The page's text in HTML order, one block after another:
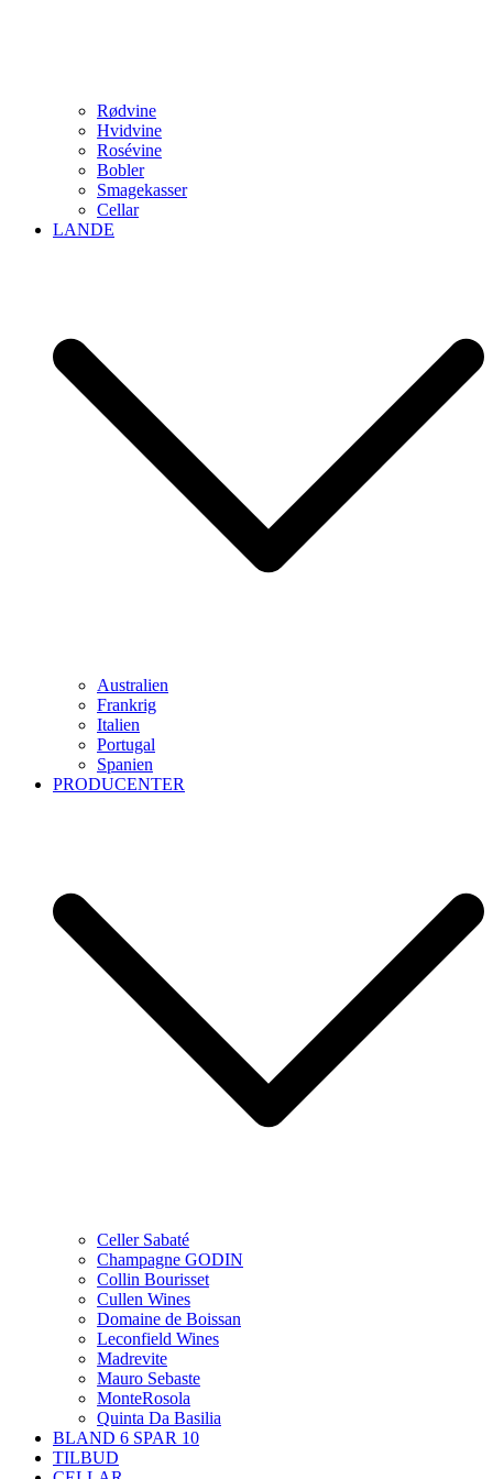
Rødvine
Hvidvine
Rosévine
Bobler
Smagekasser
Cellar
LANDE
Australien
Frankrig
Italien
Portugal
Spanien
PRODUCENTER
Celler Sabaté
Champagne GODIN
Collin Bourisset
Cullen Wines
Domaine de Boissan
Leconfield Wines
Madrevite
Mauro Sebaste
MonteRosola
Quinta Da Basilia
BLAND 6 SPAR 10
TILBUD